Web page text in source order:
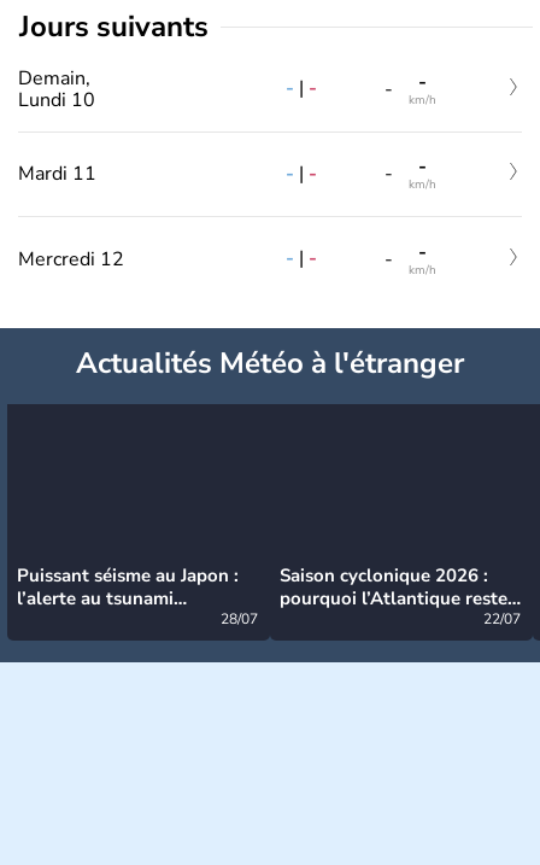
jours suivants
Demain,
Lundi 10
- | - - -
km/h
Mardi 11 - | - - -
km/h
Mercredi 12 - | - - -
km/h
Actualités Météo à l'étranger
Puissant séisme au Japon :
l’alerte au tsunami
28/07
Saison cyclonique 2026 :
pourquoi l’Atlantique reste
22/07